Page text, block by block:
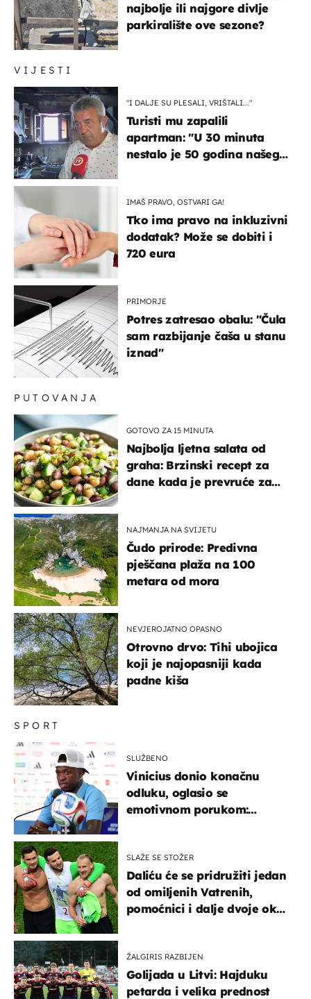
VIJESTI
"I DALJE SU PLESALI, VRIŠTALI..."
Turisti mu zapalili
apartman: "U 30 minuta
nestalo je 50 godina našeg
IMAŠ PRAVO, OSTVARI GA!
Tko ima pravo na inkluzivni
dodatak? Može se dobiti i
720 eura
PRIMORJE
Potres zatresao obalu: "Čula
sam razbijanje čaša u stanu
iznad"
najbolje ili najgore divlje
parkiralište ove sezone?
SPORT
SLUŽBENO
Vinicius donio konačnu
odluku, oglasio se
emotivnom porukom:
SLAŽE SE STOŽER
Daliću će se pridružiti jedan
od omiljenih Vatrenih,
pomoćnici i dalje dvoje oko
ŽALGIRIS RAZBIJEN
Golijada u Litvi: Hajduku
petarda i velika prednost
PUTOVANJA
GOTOVO ZA 15 MINUTA
Najbolja ljetna salata od
graha: Brzinski recept za
dane kada je prevruće za
NAJMANJA NA SVIJETU
Čudo prirode: Predivna
pješčana plaža na 100
metara od mora
NEVJEROJATNO OPASNO
Otrovno drvo: Tihi ubojica
koji je najopasniji kada
padne kiša